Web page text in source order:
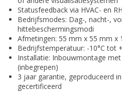
Statusfeedback via HVAC- en
Bedrijfsmodes: Dag-, nacht-,
hittebeschermingsmodi
Afmetingen: 55 mm x 55 mm x
Bedrijfstemperatuur: -10°C tot
Installatie: Inbouwmontage
(inbegrepen)
3 jaar garantie, geproduceerd
gecertificeerd